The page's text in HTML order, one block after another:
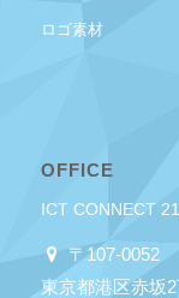
ロゴ素材
OFFICE
ICT CONNECT
〒107-0052
東京都港区赤坂